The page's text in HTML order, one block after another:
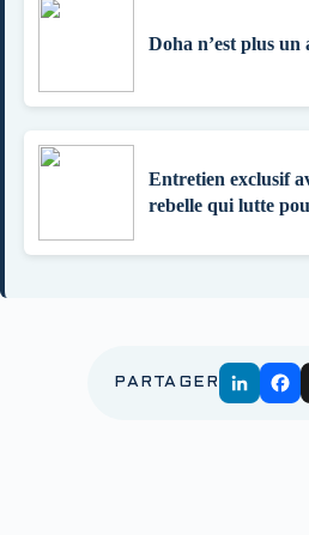
Doha n’est plus un
Entretien exclusif
rebelle qui lutte
PARTAGER